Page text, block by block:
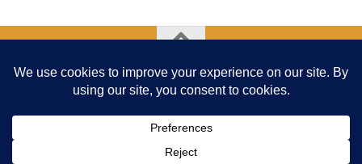
Addav - Association de Développement et deDéfense de
l'Abeille en Ville © 2026. Tous droits réservés.
Fièrement propulsé par - Conçu parThème Hueman